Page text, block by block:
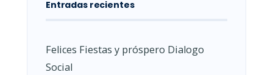
Entradas recientes
Felices Fiestas y próspero Dialogo
Social